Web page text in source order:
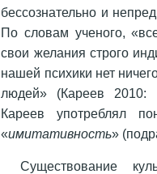
бессознательно и
По словам ученого,
свои желания строго
нашей психики нет
людей» (Кареев 2010:
Кареев употреблял
«имитативность»
Существование